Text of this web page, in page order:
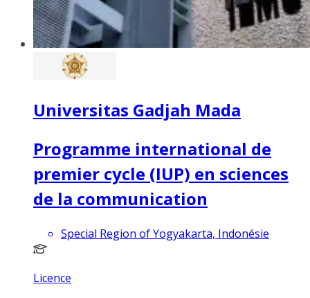
Universitas Gadjah Mada
Programme international de
premier cycle (IUP) en sciences
de la communication
Special Region of Yogyakarta, Indonésie
Licence